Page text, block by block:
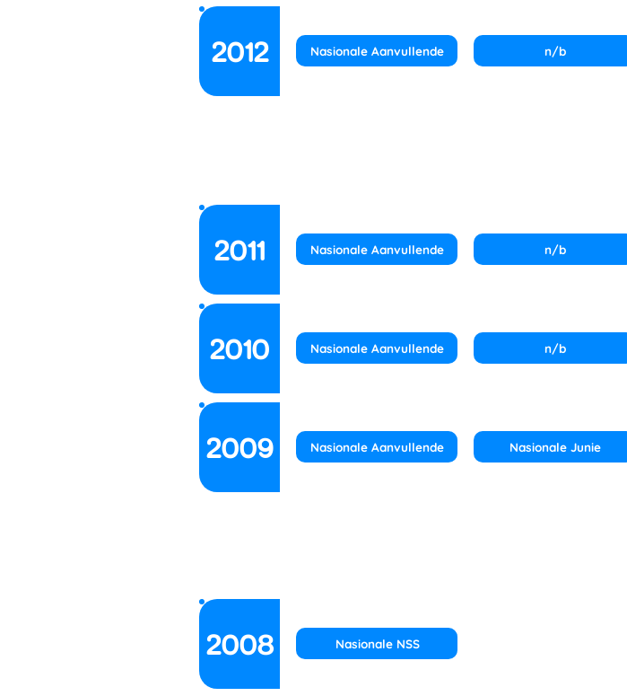
2012 Nasionale Aanvullende n/b
2011 Nasionale Aanvullende n/b
2010 Nasionale Aanvullende n/b
2009 Nasionale Aanvullende Nasionale Junie
2008 Nasionale NSS